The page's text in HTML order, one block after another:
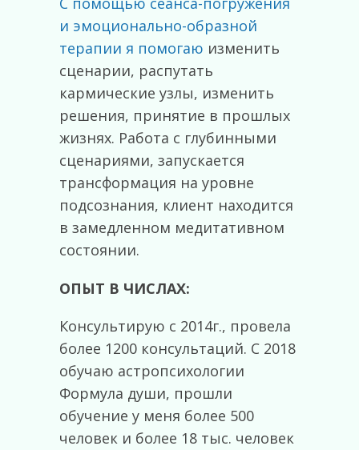
и эмоционально-образной
терапии я помогаю изменить
сценарии, распутать
кармические узлы, изменить
решения, принятие в прошлых
жизнях. Работа с глубинными
сценариями, запускается
трансформация на уровне
подсознания, клиент находится
в замедленном медитативном
состоянии.
ОПЫТ В ЧИСЛАХ:
Консультирую с 2014г., провела
более 1200 консультаций. С 2018
обучаю астропсихологии
Формула души, прошли
обучение у меня более 500
человек и более 18 тыс. человек